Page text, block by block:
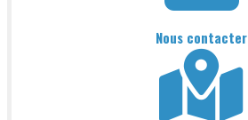
Nous contacter